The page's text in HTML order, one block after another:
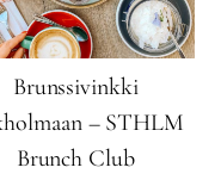
Brunssivinkki
– STHLM
Brunch Club